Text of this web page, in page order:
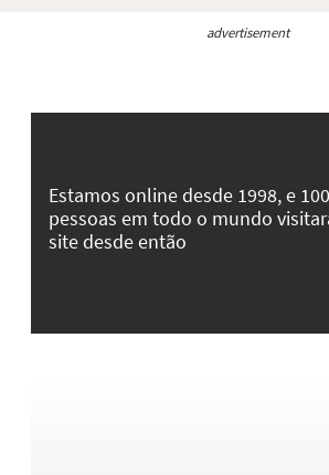
advertisement
Estamos online desde 1998, e
pessoas em todo o mundo
site desde então